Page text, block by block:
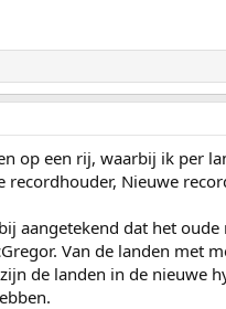
op een rij, waarbij ik per
Nieuwe
aangetekend dat het
Van de landen met
de landen in de nieuwe